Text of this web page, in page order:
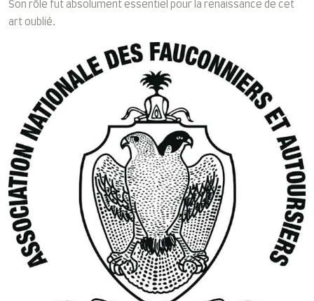
Son rôle fut absolument essentiel pour la renaissance de cet
art oublié.